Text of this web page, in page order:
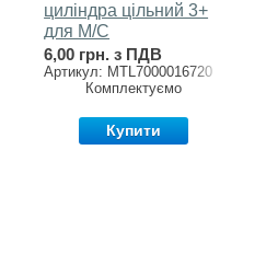
циліндра цільний 3+
для М/С
6,00 грн. з ПДВ
Артикул: MTL7000016720
Комплектуємо
Купити